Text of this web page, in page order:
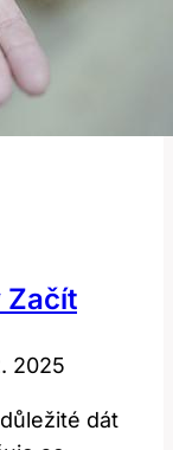
Začít
2025
dát